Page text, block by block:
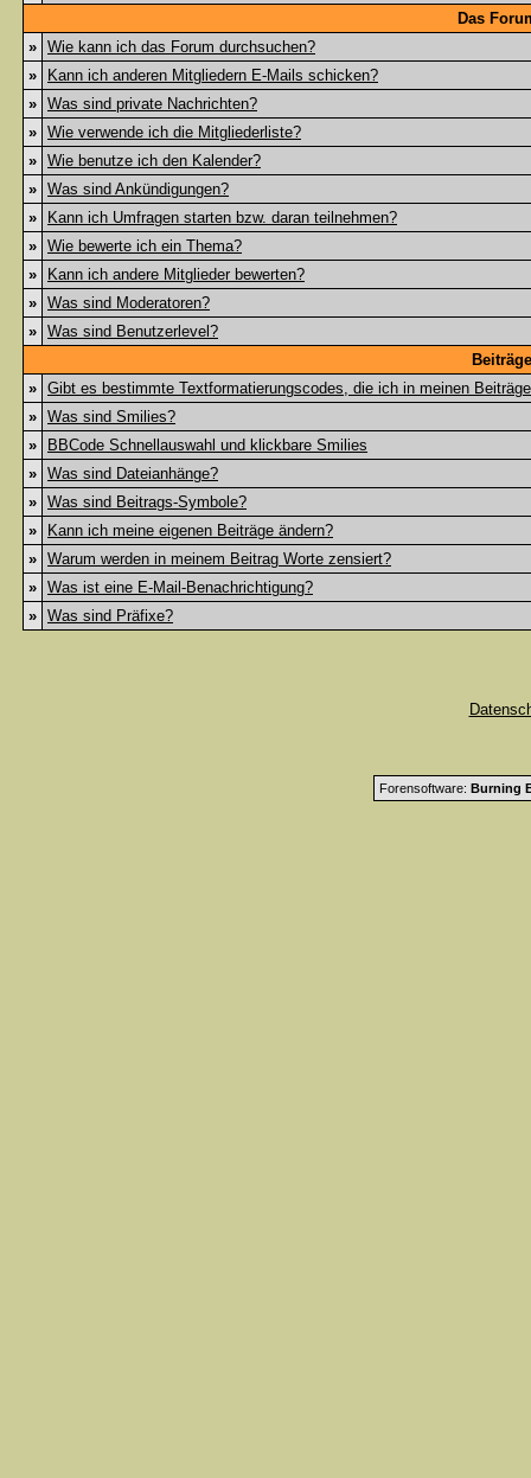
Das
» Wie kann ich das Forum durchsuchen?
»
Kann ich anderen Mitgliedern E-Mails schicken?
» Was sind private Nachrichten?
» Wie verwende ich die Mitgliederliste?
» Wie benutze ich den Kalender?
» Was sind Ankündigungen?
»
Kann ich Umfragen starten bzw. daran teilnehmen?
» Wie bewerte ich ein Thema?
»
Kann ich andere Mitglieder bewerten?
» Was sind Moderatoren?
» Was sind Benutzerlevel?
» Gibt es bestimmte Textformatierungscodes, die ich in meinen
» Was sind Smilies?
»
BBCode Schnellauswahl und klickbare Smilies
» Was sind Dateianhänge?
» Was sind Beitrags-Symbole?
»
Kann ich meine eigenen Beiträge ändern?
» Warum werden in meinem Beitrag Worte zensiert?
» Was ist eine E-Mail-Benachrichtigung?
» Was sind Präfixe?
Forensoftware: Burning